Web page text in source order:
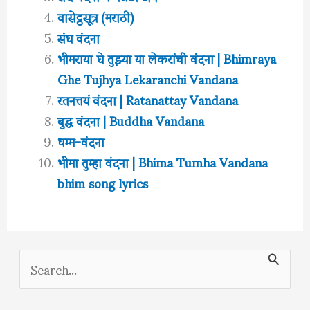
वासेट्ठसूत्र (मराठी)
संघ वंदना
भीमराया घे तुझ्या या लेकरांची वंदना | Bhimraya
Ghe Tujhya Lekaranchi Vandana
रतनत्तयं वंदना | Ratanattay Vandana
बुद्ध वंदना | Buddha Vandana
धम्म-वंदना
भीमा तुम्हा वंदना | Bhima Tumha Vandana
bhim song lyrics
S
e